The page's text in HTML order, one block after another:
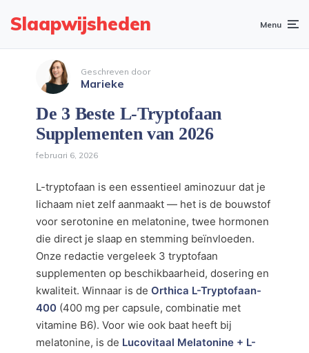
Slaapwijsheden Menu
Geschreven door
Marieke
De 3 Beste L-Tryptofaan
Supplementen van 2026
februari 6, 2026
L-tryptofaan is een essentieel aminozuur dat je
lichaam niet zelf aanmaakt — het is de bouwstof
voor serotonine en melatonine, twee hormonen
die direct je slaap en stemming beïnvloeden.
Onze redactie vergeleek 3 tryptofaan
supplementen op beschikbaarheid, dosering en
kwaliteit. Winnaar is de Orthica L-Tryptofaan-
400 (400 mg per capsule, combinatie met
vitamine B6). Voor wie ook baat heeft bij
melatonine, is de Lucovitaal Melatonine + L-